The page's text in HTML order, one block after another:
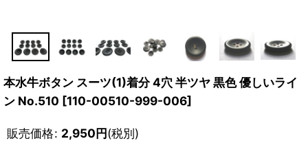
本水牛ボタン スーツ(1)着分 4穴 半ツヤ 黒色 優しいライ
ン No.510 [110-00510-999-006]
販売価格: 2,950円(税別)